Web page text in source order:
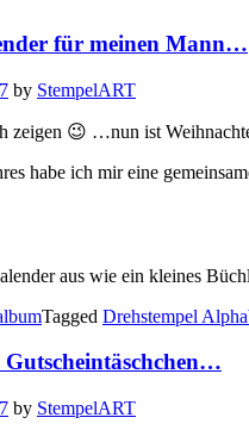
für meinen Mann…
by StempelART
zeigen 😉 …nun ist
habe ich mir eine
aus wie ein kleines
Tagged Drehstempel
by StempelART